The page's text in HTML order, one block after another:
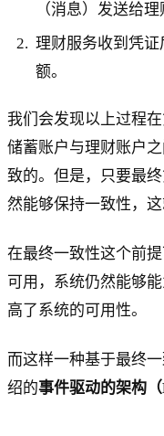
（消息）发送给理
理财服务收到凭
额。
我们会发现以上过程
储蓄账户与理财账户
致的。但是，只要最
然能够保持一致性，
在最终一致性这个前
可用，系统仍然能够
高了系统的可用性。
而这样一种基于最终
绍的事件驱动的架构